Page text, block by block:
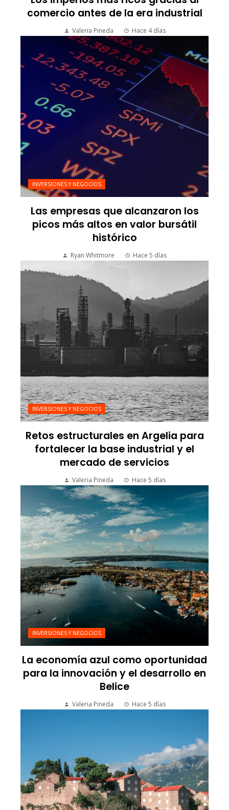
comercio antes de la era industrial
Valeria Pineda Hace 4 días
INVERSIONES Y NEGOCIOS
Las empresas que alcanzaron los
picos más altos en valor bursátil
histórico
Ryan Whitmore Hace 5 días
INVERSIONES Y NEGOCIOS
Retos estructurales en Argelia para
fortalecer la base industrial y el
mercado de servicios
Valeria Pineda Hace 5 días
INVERSIONES Y NEGOCIOS
La economía azul como oportunidad
para la innovación y el desarrollo en
Belice
Valeria Pineda Hace 5 días